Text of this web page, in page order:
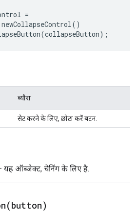
=
newCollapseControl()
(collapseButton);
ब्यौरा
सेट करने के लिए, छोटा करें बटन.
यह ऑब्जेक्ट, चेनिंग के लिए है.
button)